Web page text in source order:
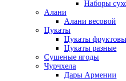
Наборы
Алани
Алани весовой
Цукаты
Цукаты
Цукаты разные
Сушеные ягоды
Чурчхела
Дары Армении